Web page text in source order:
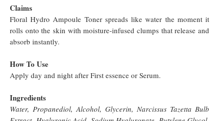
Claims
Floral Hydro Ampoule Toner spreads like water the moment it
rolls onto the skin with moisture-infused clumps that release and
absorb instantly.
How To Use
Apply day and night after First essence or Serum.
Ingredients
Water, Propanediol, Alcohol, Glycerin, Narcissus Tazetta Bulb